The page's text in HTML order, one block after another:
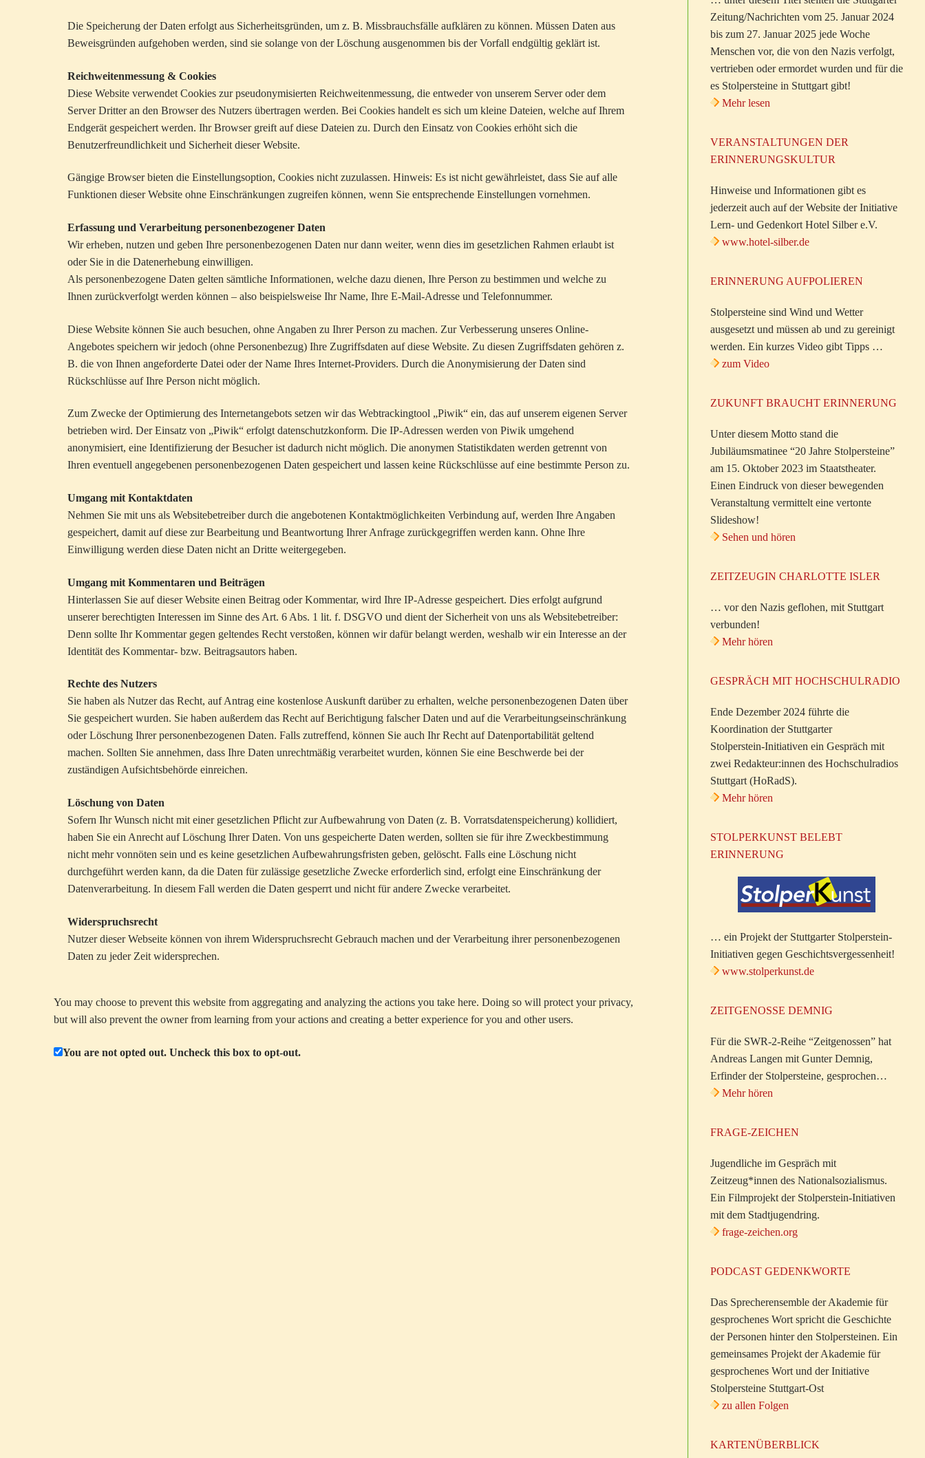
Die Speicherung der Daten erfolgt aus Sicherheitsgründen, um z. B. Missbrauchsfälle aufklären zu können. Müssen Daten aus
Beweisgründen aufgehoben werden, sind sie solange von der Löschung ausgenommen bis der Vorfall endgültig geklärt ist.
Reichweitenmessung & Cookies
Diese Website verwendet Cookies zur pseudonymisierten Reichweitenmessung, die entweder von unserem Server oder dem
Server Dritter an den Browser des Nutzers übertragen werden. Bei Cookies handelt es sich um kleine Dateien, welche auf Ihrem
Endgerät gespeichert werden. Ihr Browser greift auf diese Dateien zu. Durch den Einsatz von Cookies erhöht sich die
Benutzerfreundlichkeit und Sicherheit dieser Website.
Gängige Browser bieten die Einstellungsoption, Cookies nicht zuzulassen. Hinweis: Es ist nicht gewährleistet, dass Sie auf alle
Funktionen dieser Website ohne Einschränkungen zugreifen können, wenn Sie entsprechende Einstellungen vornehmen.
Erfassung und Verarbeitung personenbezogener Daten
Wir erheben, nutzen und geben Ihre personenbezogenen Daten nur dann weiter, wenn dies im gesetzlichen Rahmen erlaubt ist
oder Sie in die Datenerhebung einwilligen.
Als personenbezogene Daten gelten sämtliche Informationen, welche dazu dienen, Ihre Person zu bestimmen und welche zu
Ihnen zurückverfolgt werden können – also beispielsweise Ihr Name, Ihre E-Mail-Adresse und Telefonnummer.
Diese Website können Sie auch besuchen, ohne Angaben zu Ihrer Person zu machen. Zur Verbesserung unseres Online-
Angebotes speichern wir jedoch (ohne Personenbezug) Ihre Zugriffsdaten auf diese Website. Zu diesen Zugriffsdaten gehören z.
B. die von Ihnen angeforderte Datei oder der Name Ihres Internet-Providers. Durch die Anonymisierung der Daten sind
Rückschlüsse auf Ihre Person nicht möglich.
Zum Zwecke der Optimierung des Internetangebots setzen wir das Webtrackingtool „Piwik“ ein, das auf unserem eigenen Server
betrieben wird. Der Einsatz von „Piwik“ erfolgt datenschutzkonform. Die IP-Adressen werden von Piwik umgehend
anonymisiert, eine Identifizierung der Besucher ist dadurch nicht möglich. Die anonymen Statistikdaten werden getrennt von
Ihren eventuell angegebenen personenbezogenen Daten gespeichert und lassen keine Rückschlüsse auf eine bestimmte Person zu.
Umgang mit Kontaktdaten
Nehmen Sie mit uns als Websitebetreiber durch die angebotenen Kontaktmöglichkeiten Verbindung auf, werden Ihre Angaben
gespeichert, damit auf diese zur Bearbeitung und Beantwortung Ihrer Anfrage zurückgegriffen werden kann. Ohne Ihre
Einwilligung werden diese Daten nicht an Dritte weitergegeben.
Umgang mit Kommentaren und Beiträgen
Hinterlassen Sie auf dieser Website einen Beitrag oder Kommentar, wird Ihre IP-Adresse gespeichert. Dies erfolgt aufgrund
unserer berechtigten Interessen im Sinne des Art. 6 Abs. 1 lit. f. DSGVO und dient der Sicherheit von uns als Websitebetreiber:
Denn sollte Ihr Kommentar gegen geltendes Recht verstoßen, können wir dafür belangt werden, weshalb wir ein Interesse an der
Identität des Kommentar- bzw. Beitragsautors haben.
Rechte des Nutzers
Sie haben als Nutzer das Recht, auf Antrag eine kostenlose Auskunft darüber zu erhalten, welche personenbezogenen Daten über
Sie gespeichert wurden. Sie haben außerdem das Recht auf Berichtigung falscher Daten und auf die Verarbeitungseinschränkung
oder Löschung Ihrer personenbezogenen Daten. Falls zutreffend, können Sie auch Ihr Recht auf Datenportabilität geltend
machen. Sollten Sie annehmen, dass Ihre Daten unrechtmäßig verarbeitet wurden, können Sie eine Beschwerde bei der
zuständigen Aufsichtsbehörde einreichen.
Löschung von Daten
Sofern Ihr Wunsch nicht mit einer gesetzlichen Pflicht zur Aufbewahrung von Daten (z. B. Vorratsdatenspeicherung) kollidiert,
haben Sie ein Anrecht auf Löschung Ihrer Daten. Von uns gespeicherte Daten werden, sollten sie für ihre Zweckbestimmung
nicht mehr vonnöten sein und es keine gesetzlichen Aufbewahrungsfristen geben, gelöscht. Falls eine Löschung nicht
durchgeführt werden kann, da die Daten für zulässige gesetzliche Zwecke erforderlich sind, erfolgt eine Einschränkung der
Datenverarbeitung. In diesem Fall werden die Daten gesperrt und nicht für andere Zwecke verarbeitet.
Widerspruchsrecht
Nutzer dieser Webseite können von ihrem Widerspruchsrecht Gebrauch machen und der Verarbeitung ihrer personenbezogenen
Daten zu jeder Zeit widersprechen.
You may choose to prevent this website from aggregating and analyzing the actions you take here. Doing so will protect your privacy,
but will also prevent the owner from learning from your actions and creating a better experience for you and other users.
You are not opted out. Uncheck this box to opt-out.
Zeitung/Nachrichten vom 25. Januar 2024
bis zum 27. Januar 2025 jede Woche
Menschen vor, die von den Nazis verfolgt,
vertrieben oder ermordet wurden und für die
es Stolpersteine in Stuttgart gibt!
Mehr lesen
VERANSTALTUNGEN DER
ERINNERUNGSKULTUR
Hinweise und Informationen gibt es
jederzeit auch auf der Website der Initiative
Lern- und Gedenkort Hotel Silber e.V.
www.hotel-silber.de
ERINNERUNG AUFPOLIEREN
Stolpersteine sind Wind und Wetter
ausgesetzt und müssen ab und zu gereinigt
werden. Ein kurzes Video gibt Tipps …
zum Video
ZUKUNFT BRAUCHT ERINNERUNG
Unter diesem Motto stand die
Jubiläumsmatinee “20 Jahre Stolpersteine”
am 15. Oktober 2023 im Staatstheater.
Einen Eindruck von dieser bewegenden
Veranstaltung vermittelt eine vertonte
Slideshow!
Sehen und hören
ZEITZEUGIN CHARLOTTE ISLER
… vor den Nazis geflohen, mit Stuttgart
verbunden!
Mehr hören
GESPRÄCH MIT HOCHSCHULRADIO
Ende Dezember 2024 führte die
Koordination der Stuttgarter
Stolperstein-Initiativen ein Gespräch mit
zwei Redakteur:innen des Hochschulradios
Stuttgart (HoRadS).
Mehr hören
STOLPERKUNST BELEBT
ERINNERUNG
… ein Projekt der Stuttgarter Stolperstein-
Initiativen gegen Geschichtsvergessenheit!
www.stolperkunst.de
ZEITGENOSSE DEMNIG
Für die SWR-2-Reihe “Zeitgenossen” hat
Andreas Langen mit Gunter Demnig,
Erfinder der Stolpersteine, gesprochen…
Mehr hören
FRAGE-ZEICHEN
Jugendliche im Gespräch mit
Zeitzeug*innen des Nationalsozialismus.
Ein Filmprojekt der Stolperstein-Initiativen
mit dem Stadtjugendring.
frage-zeichen.org
PODCAST GEDENKWORTE
Das Sprecherensemble der Akademie für
gesprochenes Wort spricht die Geschichte
der Personen hinter den Stolpersteinen. Ein
gemeinsames Projekt der Akademie für
gesprochenes Wort und der Initiative
Stolpersteine Stuttgart-Ost
zu allen Folgen
KARTENÜBERBLICK